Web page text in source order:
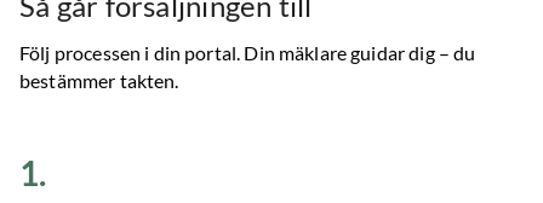
Följ processen i din portal. Din mäklare guidar dig – du
bestämmer takten.
1.